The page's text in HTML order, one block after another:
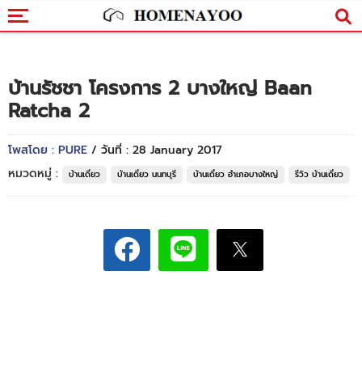
บ้านรัชชา โครงการ 2 บางใหญ่ Baan
Ratcha 2
โพสโดย : PURE / วันที่ : 28 January 2017
หมวดหมู่ :
บ้านเดี่ยว บ้านเดี่ยว นนทบุรี บ้านเดี่ยว อำเภอบางใหญ่ รีวิว บ้านเดี่ยว